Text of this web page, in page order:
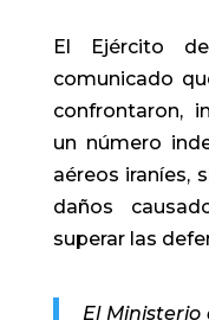
El Ejército
comunicado
confrontaron,
un número
aéreos iraníes,
daños
superar las
El